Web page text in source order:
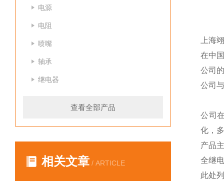
电源
电阻
喷嘴
轴承
继电器
查看全部产品
相关文章 / ARTICLE
上海
在中
公司
公司
公司
化，
产品
全继
此处